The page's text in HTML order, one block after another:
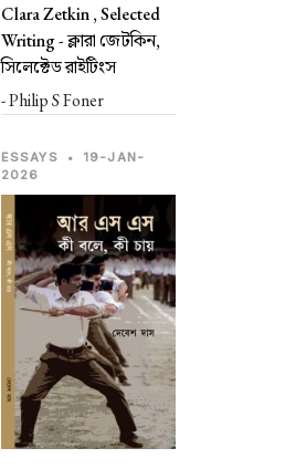
Clara Zetkin , Selected
Writing -ক্লারা জেটকিন,
সিলেক্টেড রাইটিংস
- Philip S Foner
ESSAYS •
19-JAN-
2026